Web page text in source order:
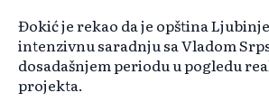
Đokić je rekao da je opština
intenzivnu saradnju sa Vladom
dosadašnjem periodu u pogledu
projekta.